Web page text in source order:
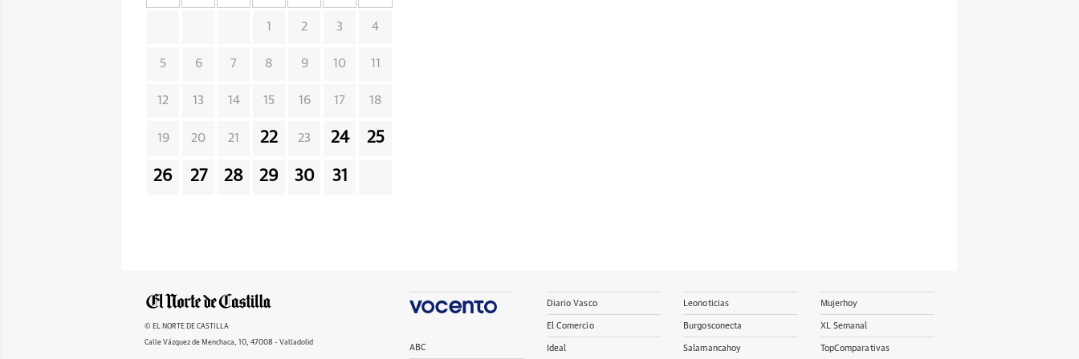
1 2 3 4
5 6 7 8 9 10 11
12 13 14 15 16 17 18
19 20 21 22 23 24 25
26 27 28 29 30 31
© EL NORTE DE CASTILLA
Calle Vázquez de Menchaca, 10, 47008 - Valladolid
ABC
Diario Vasco
El Comercio
Ideal
Leonoticias
Burgosconecta
Salamancahoy
Mujerhoy
XL Semanal
TopComparativas